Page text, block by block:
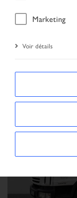
Page d'accueil
Marketing
Voir détails